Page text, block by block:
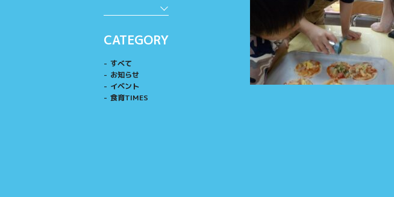
CATEGORY
すべて
お知らせ
イベント
食育TIMES